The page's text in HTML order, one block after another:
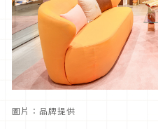
圖片：品牌提供